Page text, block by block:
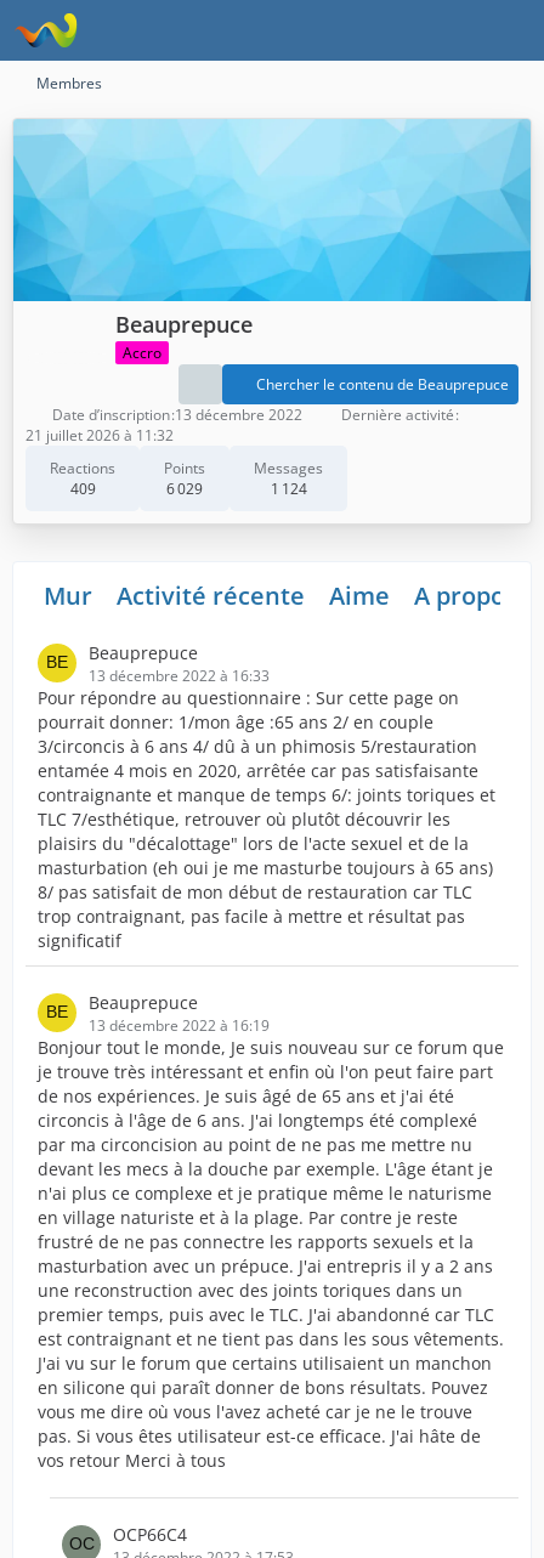
Membres
Beauprepuce
Accro
Reactions
409
Points
6 029
Messages
1 124
Chercher le contenu de Beauprepuce
Date d’inscription 13 décembre 2022
Dernière activité
21 juillet 2026 à 11:32
Mur Activité récente Aime A propos
Beauprepuce
13 décembre 2022 à 16:33
Pour répondre au questionnaire : Sur cette page on
pourrait donner: 1/mon âge :65 ans 2/ en couple
3/circoncis à 6 ans 4/ dû à un phimosis 5/restauration
entamée 4 mois en 2020, arrêtée car pas satisfaisante
contraignante et manque de temps 6/: joints toriques et
TLC 7/esthétique, retrouver où plutôt découvrir les
plaisirs du "décalottage" lors de l'acte sexuel et de la
masturbation (eh oui je me masturbe toujours à 65 ans)
8/ pas satisfait de mon début de restauration car TLC
trop contraignant, pas facile à mettre et résultat pas
significatif
Beauprepuce
13 décembre 2022 à 16:19
Bonjour tout le monde, Je suis nouveau sur ce forum que
je trouve très intéressant et enfin où l'on peut faire part
de nos expériences. Je suis âgé de 65 ans et j'ai été
circoncis à l'âge de 6 ans. J'ai longtemps été complexé
par ma circoncision au point de ne pas me mettre nu
devant les mecs à la douche par exemple. L'âge étant je
n'ai plus ce complexe et je pratique même le naturisme
en village naturiste et à la plage. Par contre je reste
frustré de ne pas connectre les rapports sexuels et la
masturbation avec un prépuce. J'ai entrepris il y a 2 ans
une reconstruction avec des joints toriques dans un
premier temps, puis avec le TLC. J'ai abandonné car TLC
est contraignant et ne tient pas dans les sous vêtements.
J'ai vu sur le forum que certains utilisaient un manchon
en silicone qui paraît donner de bons résultats. Pouvez
vous me dire où vous l'avez acheté car je ne le trouve
pas. Si vous êtes utilisateur est-ce efficace. J'ai hâte de
vos retour Merci à tous
OCP66C4